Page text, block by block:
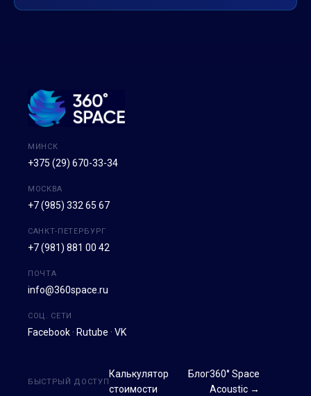
МИНСК
+375 (29) 670-33-34
МОСКВА
+7 (985) 332 65 67
САНКТ-ПЕТЕРБУРГ
+7 (981) 881 00 42
ПОЧТА
info@360space.ru
СОЦ. СЕТИ
Facebook · Rutube · VK
БЫСТРЫЙ ДОСТУП
Калькулятор
стоимости
Блог360° Space
Acoustic →